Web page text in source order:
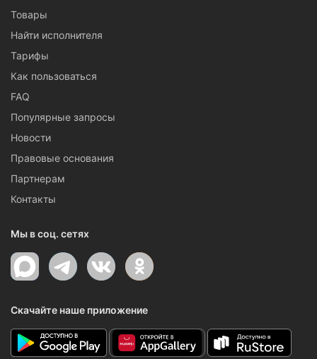
Товары
Найти исполнителя
Тарифы
Как пользоваться
FAQ
Популярные запросы
Новости
Правовые основания
Партнерам
Контакты
Мы в соц. сетях
Скачайте наше приложение